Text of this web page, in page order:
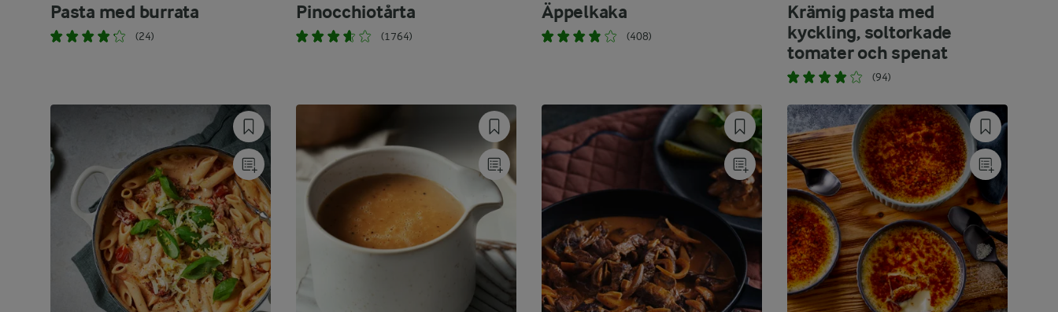
Pasta med burrata
(24)
Pinocchiotårta
(1764)
Äppelkaka
(408)
Krämig pasta med
kyckling, soltorkade
tomater och spenat
(94)